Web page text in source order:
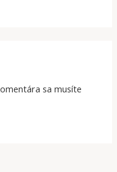
sa musíte